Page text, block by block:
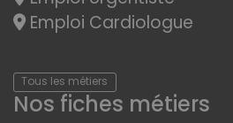
Emploi Cardiologue
Tous les métiers
Nos fiches métiers